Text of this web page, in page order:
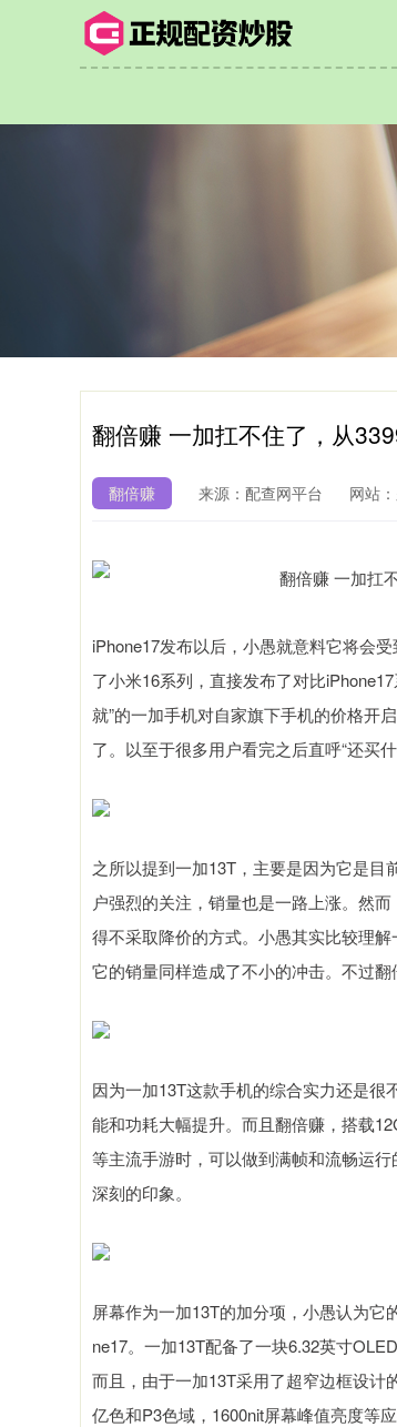
翻倍赚 一加扛不住了，从
翻倍赚 来源：配查网平台 网站
iPhone17发布以后，小愚就意料它将会
了小米16系列，直接发布了对比
就”的一加手机对自家旗下手机的价格开
了。以至于很多用户看完之后直呼“还买
之所以提到一加13T，主要是因为它是
户强烈的关注，销量也是一路上涨。然
得不采取降价的方式。小愚其实比较理
它的销量同样造成了不小的冲击。不过
因为一加13T这款手机的综合实力还是
能和功耗大幅提升。而且翻倍赚，搭载
等主流手游时，可以做到满帧和流畅运
深刻的印象。
屏幕作为一加13T的加分项，小愚认为
ne17。一加13T配备了一块6.32英寸
而且，由于一加13T采用了超窄边框设计
亿色和P3色域，1600nit屏幕峰值亮度等应
2.13% 上证指数 3940.04